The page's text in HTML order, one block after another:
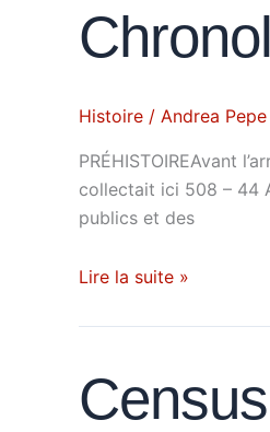
Histoire / Andrea Pepe
PRÉHISTOIREAvant
collectait ici 508 – 44
publics et des
Chronologie
Lire la suite »
Census
Census